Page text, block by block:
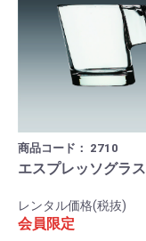
商品コード： 2710
エスプレッソグラス
レンタル価格(税抜)
会員限定